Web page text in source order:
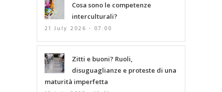
Cosa sono le competenze
interculturali?
21 July 2026 - 07:00
Zitti e buoni? Ruoli,
disuguaglianze e proteste di una
maturità imperfetta